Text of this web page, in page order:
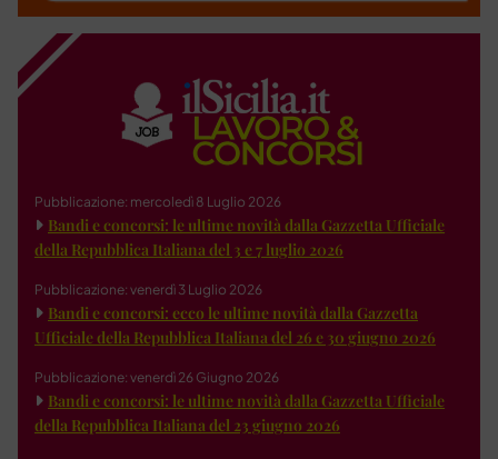
Pubblicazione: mercoledì 8 Luglio 2026
Bandi e concorsi: le ultime novità dalla Gazzetta Ufficiale
della Repubblica Italiana del 3 e 7 luglio 2026
Pubblicazione: venerdì 3 Luglio 2026
Bandi e concorsi: ecco le ultime novità dalla Gazzetta
Ufficiale della Repubblica Italiana del 26 e 30 giugno 2026
Pubblicazione: venerdì 26 Giugno 2026
Bandi e concorsi: le ultime novità dalla Gazzetta Ufficiale
della Repubblica Italiana del 23 giugno 2026